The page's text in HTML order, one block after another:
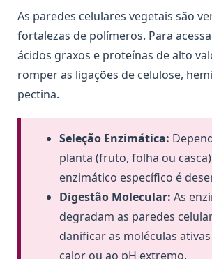
As paredes celulares vegetais são
fortalezas de polímeros. Para
ácidos graxos e proteínas de alto
romper as ligações de celulose,
pectina.
Seleção Enzimática:
planta (fruto, folha ou
enzimático específico é
Digestão Molecular: As
degradam as paredes
danificar as moléculas
calor ou ao pH extremo.